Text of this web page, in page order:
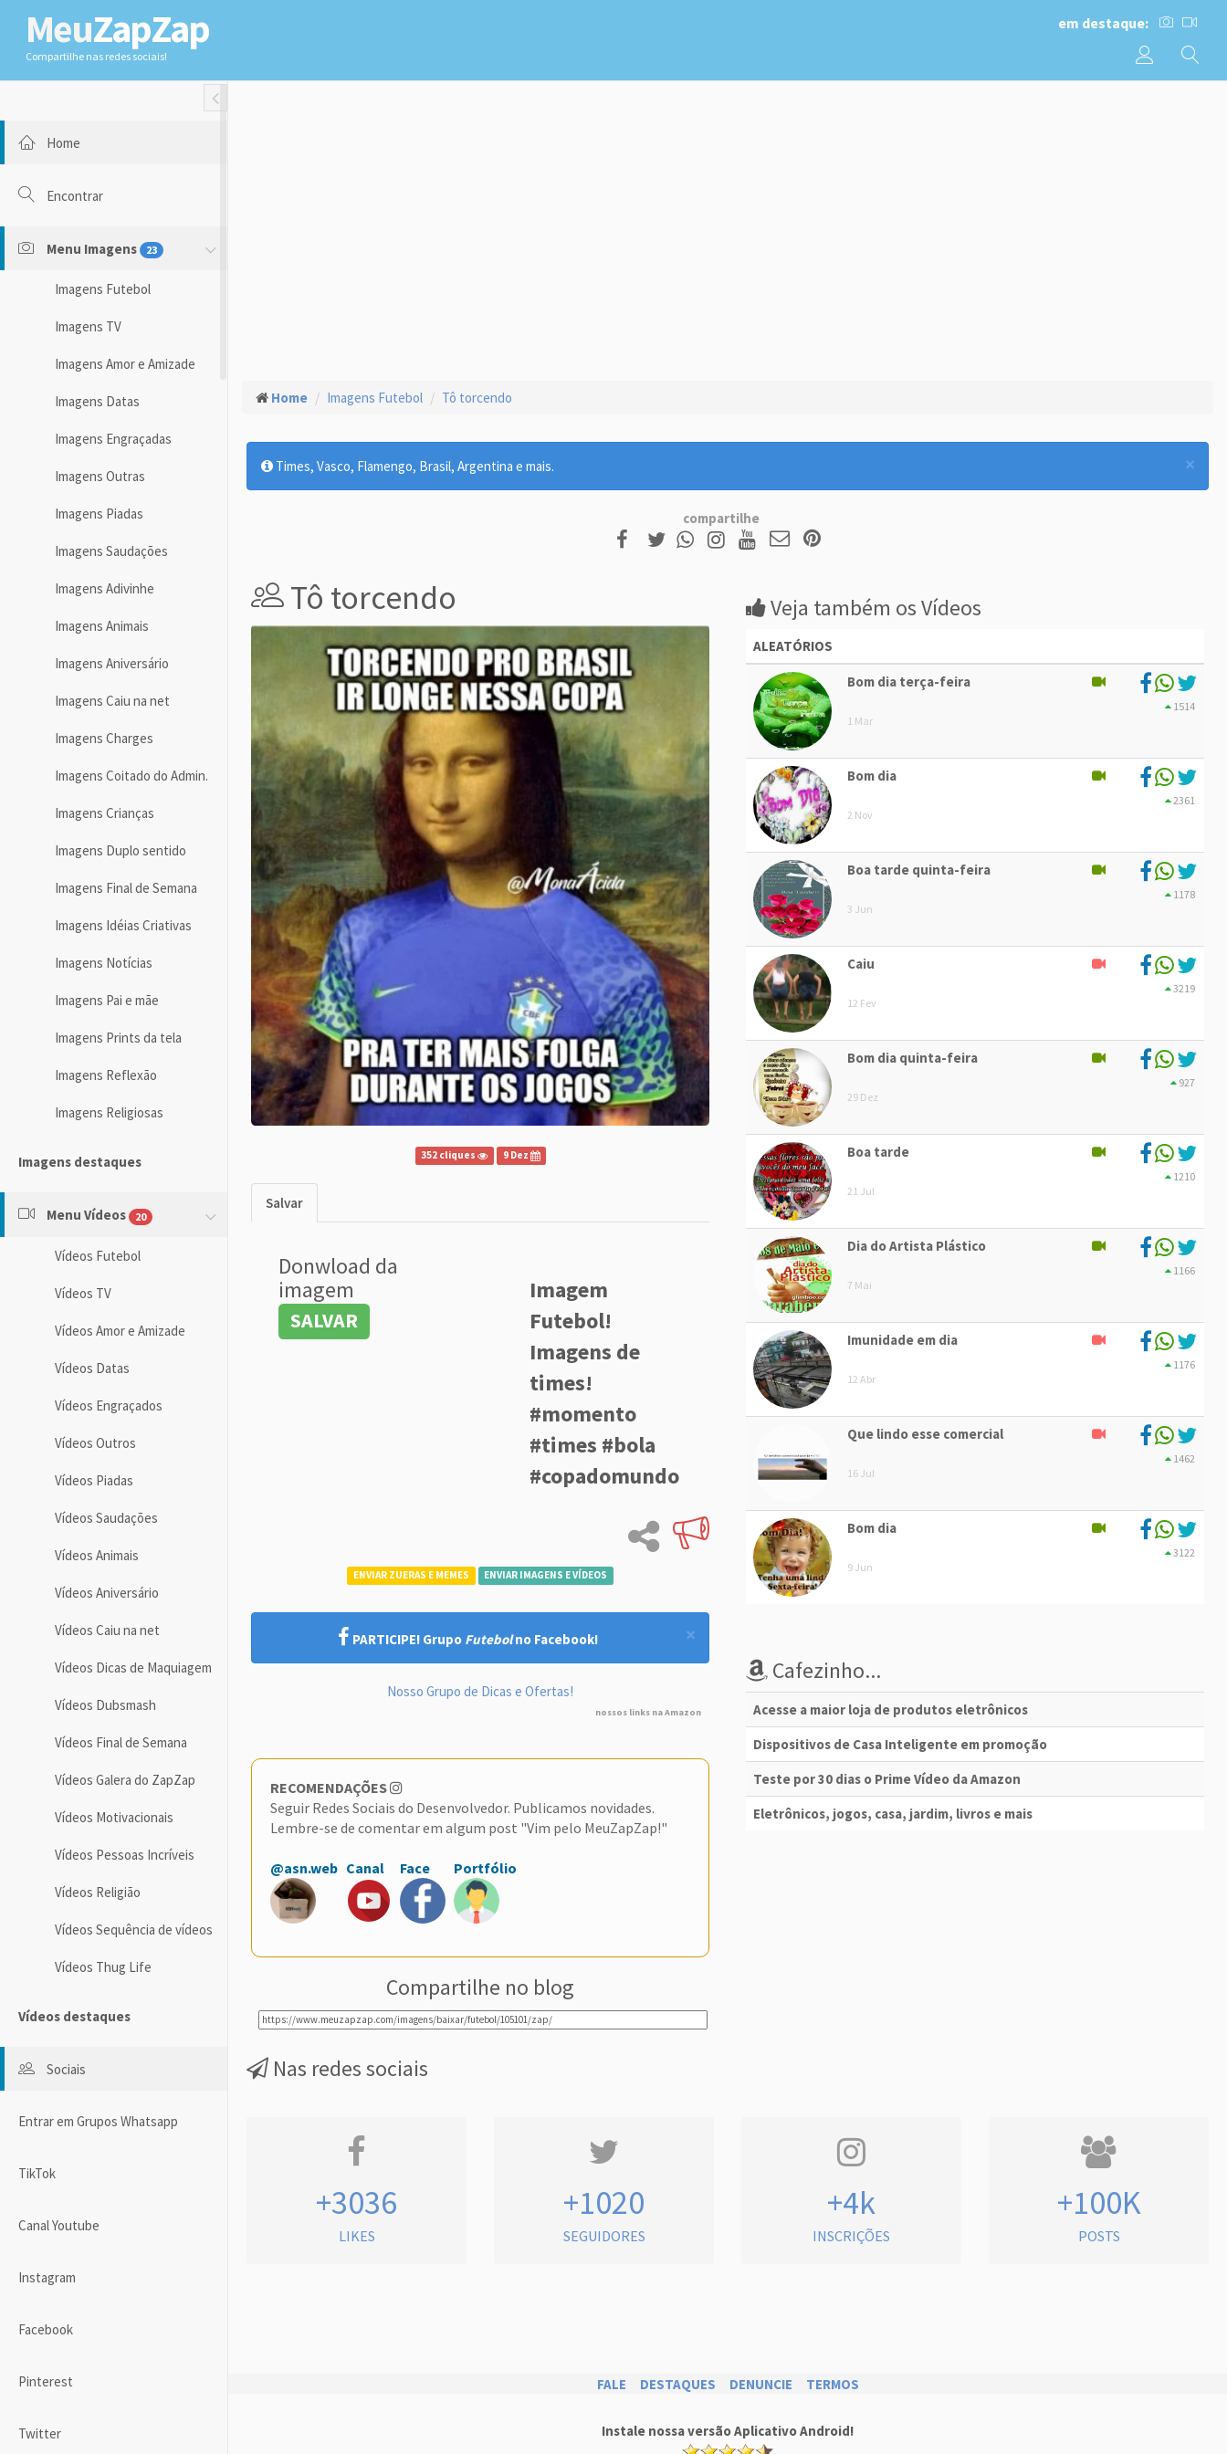
MeuZapZap
Compartilhe nas redes sociais!
em destaque:
Toggle Fullwidth
Home
Encontrar
Menu Imagens 23
Imagens Futebol
Imagens TV
Imagens Amor e Amizade
Imagens Datas
Imagens Engraçadas
Imagens Outras
Imagens Piadas
Imagens Saudações
Imagens Adivinhe
Imagens Animais
Imagens Aniversário
Imagens Caiu na net
Imagens Charges
Imagens Coitado do Admin.
Imagens Crianças
Imagens Duplo sentido
Imagens Final de Semana
Imagens Idéias Criativas
Imagens Notícias
Imagens Pai e mãe
Imagens Prints da tela
Imagens Reflexão
Imagens Religiosas
Imagens destaques
Menu Vídeos 20
Vídeos Futebol
Vídeos TV
Vídeos Amor e Amizade
Vídeos Datas
Vídeos Engraçados
Vídeos Outros
Vídeos Piadas
Vídeos Saudações
Vídeos Animais
Vídeos Aniversário
Vídeos Caiu na net
Vídeos Dicas de Maquiagem
Vídeos Dubsmash
Vídeos Final de Semana
Vídeos Galera do ZapZap
Vídeos Motivacionais
Vídeos Pessoas Incríveis
Vídeos Religião
Vídeos Sequência de vídeos
Vídeos Thug Life
Vídeos destaques
Sociais
Entrar em Grupos Whatsapp
TikTok
Canal Youtube
Instagram
Facebook
Pinterest
Twitter
Home Imagens Futebol Tô torcendo
×
Times, Vasco, Flamengo, Brasil, Argentina e mais.
compartilhe
Tô torcendo
352 cliques 9 Dez
Salvar
Donwload da
imagem
SALVAR
Imagem
Futebol!
Imagens de
times!
#momento
#times #bola
#copadomundo
ENVIAR ZUERAS E MEMES ENVIAR IMAGENS E VÍDEOS
×
PARTICIPE! Grupo Futebolno Facebook!
Nosso Grupo de Dicas e Ofertas!
nossos links na Amazon
RECOMENDAÇÕES
Seguir Redes Sociais do Desenvolvedor. Publicamos novidades.
Lembre-se de comentar em algum post "Vim pelo MeuZapZap!"
@asn.web Canal Face Portfólio
Compartilhe no blog
Veja também os Vídeos
ALEATÓRIOS
Bom dia terça-feira
1 Mar
1514
Bom dia
2 Nov
2361
Boa tarde quinta-feira
3 Jun
1178
Caiu
12 Fev
3219
Bom dia quinta-feira
29 Dez
927
Boa tarde
21 Jul
1210
Dia do Artista Plástico
7 Mai
1166
Imunidade em dia
12 Abr
1176
Que lindo esse comercial
16 Jul
1462
Bom dia
9 Jun
3122
Cafezinho...
Acesse a maior loja de produtos eletrônicos
Dispositivos de Casa Inteligente em promoção
Teste por 30 dias o Prime Vídeo da Amazon
Eletrônicos, jogos, casa, jardim, livros e mais
Nas redes sociais
+3036
LIKES
+1020
SEGUIDORES
+4k
INSCRIÇÕES
+100K
POSTS
FALE DESTAQUES DENUNCIE TERMOS
Instale nossa versão Aplicativo Android!